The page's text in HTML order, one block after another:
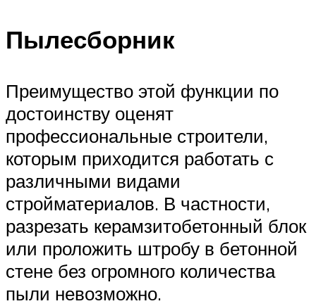
Пылесборник
Преимущество этой функции по
достоинству оценят
профессиональные строители,
которым приходится работать с
различными видами
стройматериалов. В частности,
разрезать керамзитобетонный блок
или проложить штробу в бетонной
стене без огромного количества
пыли невозможно.